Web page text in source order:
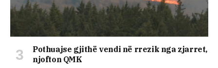
Pothuajse gjithë vendi në rrezik nga zjarret,
njofton QMK